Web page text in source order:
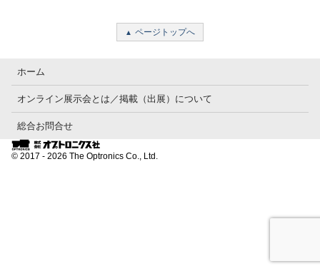
ページトップへ
ホーム
オンライン展示会とは／掲載（出展）について
総合お問合せ
© 2017 - 2026 The Optronics Co., Ltd.